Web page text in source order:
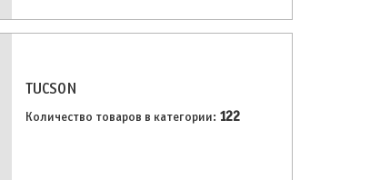
TUCSON
Количество товаров в категории: 122